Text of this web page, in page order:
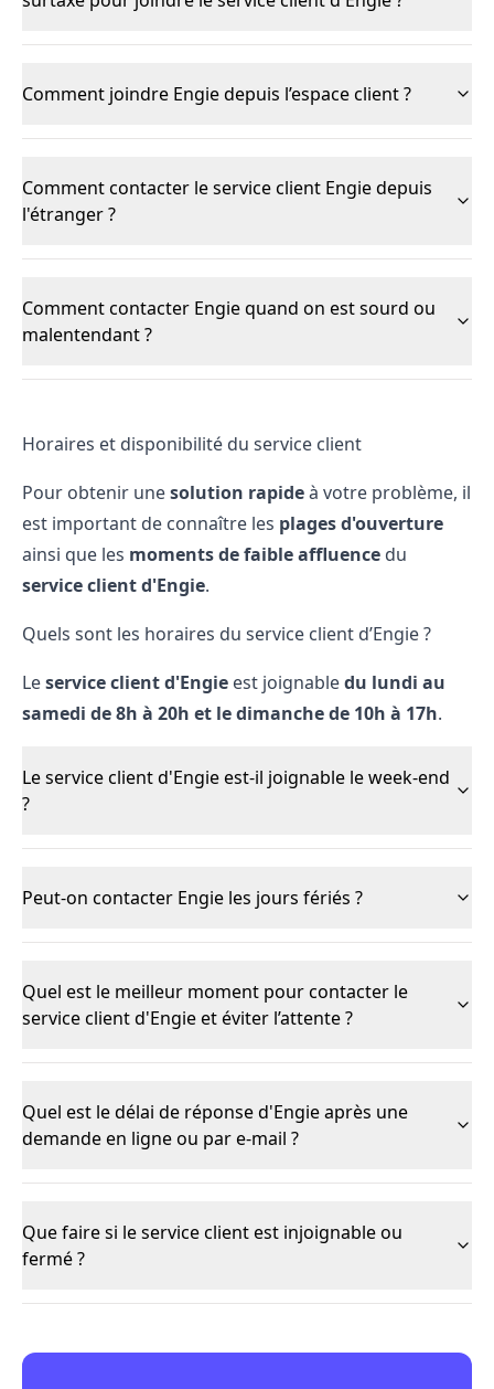
Comment joindre Engie depuis l’espace client ?
Comment contacter le service client Engie depuis
l'étranger ?
Comment contacter Engie quand on est sourd ou
malentendant ?
Horaires et disponibilité du service client
⁣Pour obtenir unesolution rapideà votre problème, il
est important de connaître les plages d'ouverture
ainsi que les moments de faible affluence du
service client d'Engie.
Quels sont les horaires du service client d’Engie ?
Leservice client d'Engie est joignabledu lundi au
samedi de 8h à 20h et le dimanche de 10h à 17h.
Le service client d'Engie est-il joignable le week-end
?
Peut-on contacter Engie les jours fériés ?
Quel est le meilleur moment pour contacter le
service client d'Engie et éviter l’attente ?
Quel est le délai de réponse d'Engie après une
demande en ligne ou par e-mail ?
Que faire si le service client est injoignable ou
fermé ?